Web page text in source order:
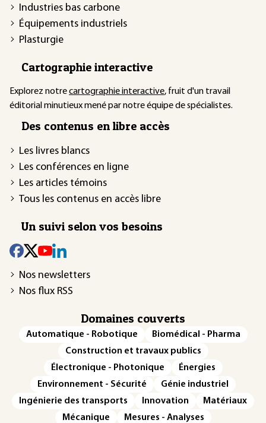
Industries bas carbone
Équipements industriels
Plasturgie
Cartographie interactive
Explorez notrecartographie interactive, fruit d'un travail
éditorial minutieux mené par notre équipe de spécialistes.
Des contenus en libre accès
Les livres blancs
Les conférences en ligne
Les articles témoins
Tous les contenus en accès libre
Un suivi selon vos besoins
Nos newsletters
Nos flux RSS
Domaines couverts
Automatique - Robotique
Biomédical - Pharma
Construction et travaux publics
Électronique - Photonique
Énergies
Environnement - Sécurité
Génie industriel
Ingénierie des transports
Innovation
Matériaux
Mécanique
Mesures - Analyses